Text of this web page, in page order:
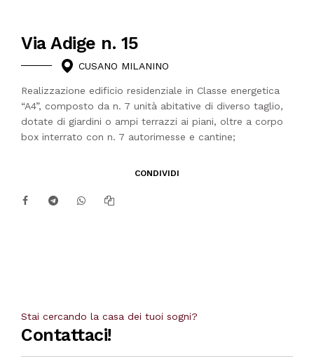
Via Adige n. 15
CUSANO MILANINO
Realizzazione edificio residenziale in Classe energetica
“A4”, composto da n. 7 unità abitative di diverso taglio,
dotate di giardini o ampi terrazzi ai piani, oltre a corpo
box interrato con n. 7 autorimesse e cantine;
CONDIVIDI
Stai cercando la casa dei tuoi sogni?
Contattaci!